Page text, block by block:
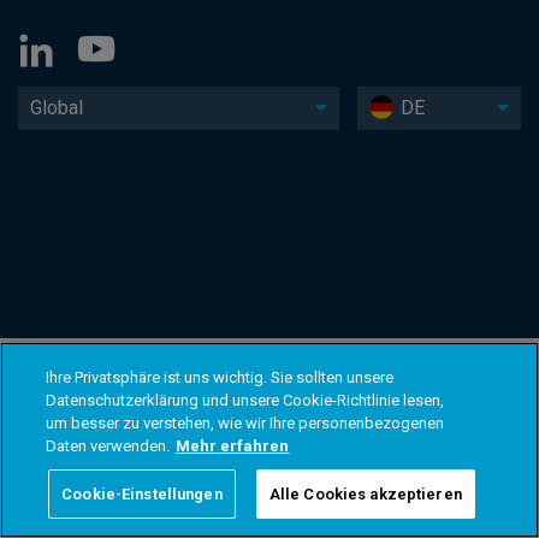
Global DE
Ihre Privatsphäre ist uns wichtig. Sie sollten unsere
Datenschutzerklärung und unsere Cookie-Richtlinie lesen,
um besser zu verstehen, wie wir Ihre personenbezogenen
Daten verwenden. Mehr erfahren
Cookie-Einstellungen Alle Cookies akzeptieren